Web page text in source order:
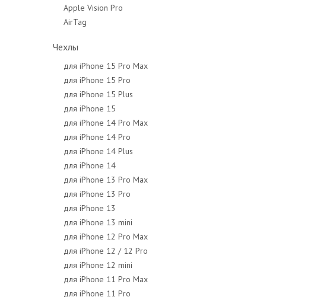
Apple Vision Pro
AirTag
Чехлы
для iPhone 15 Pro Max
для iPhone 15 Pro
для iPhone 15 Plus
для iPhone 15
для iPhone 14 Pro Max
для iPhone 14 Pro
для iPhone 14 Plus
для iPhone 14
для iPhone 13 Pro Max
для iPhone 13 Pro
для iPhone 13
для iPhone 13 mini
для iPhone 12 Pro Max
для iPhone 12 / 12 Pro
для iPhone 12 mini
для iPhone 11 Pro Max
для iPhone 11 Pro